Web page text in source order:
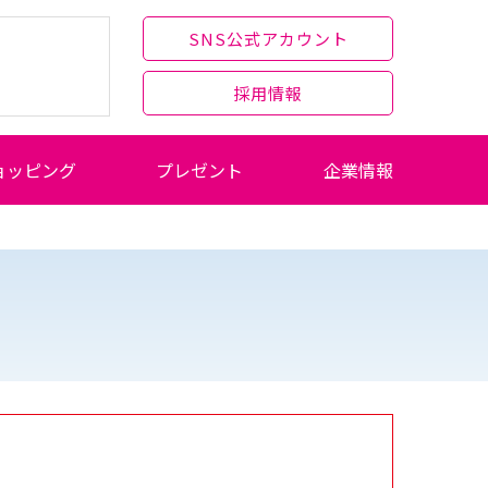
SNS公式アカウント
採用情報
ッピング プレゼント 企業情報